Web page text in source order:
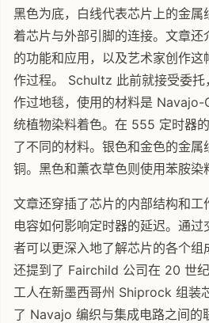
黑色为底，白线代表芯片上的金属
着芯片与外部引脚的连接。文章
的功能和应用，以及艺术家创作这
作过程。 Schultz 此前就接受委托
作过地毯，使用的材料是
统植物染料着色。在 555 定时器
了不同的材料。银色和金色的金属
铜。黑色和薰衣草色则使用苯胺染
文章还穿插了芯片的内部结构和工
电容如何影响定时器的延迟。通
者可以更深入地了解芯片的各个组
还提到了 Fairchild 公司在 20 世
工人在新墨西哥州 Shiprock 组装
了 Navajo 编织与集成电路之间的